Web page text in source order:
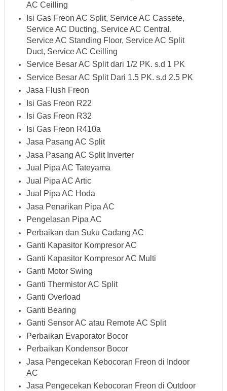
AC Ceilling
Isi Gas Freon AC Split, Service AC Cassete,
Service AC Ducting, Service AC Central,
Service AC Standing Floor, Service AC Split
Duct, Service AC Ceilling
Service Besar AC Split dari 1/2 PK. s.d 1 PK
Service Besar AC Split Dari 1.5 PK. s.d 2.5 PK
Jasa Flush Freon
Isi Gas Freon R22
Isi Gas Freon R32
Isi Gas Freon R410a
Jasa Pasang AC Split
Jasa Pasang AC Split Inverter
Jual Pipa AC Tateyama
Jual Pipa AC Artic
Jual Pipa AC Hoda
Jasa Penarikan Pipa AC
Pengelasan Pipa AC
Perbaikan dan Suku Cadang AC
Ganti Kapasitor Kompresor AC
Ganti Kapasitor Kompresor AC Multi
Ganti Motor Swing
Ganti Thermistor AC Split
Ganti Overload
Ganti Bearing
Ganti Sensor AC atau Remote AC Split
Perbaikan Evaporator Bocor
Perbaikan Kondensor Bocor
Jasa Pengecekan Kebocoran Freon di Indoor
AC
Jasa Pengecekan Kebocoran Freon di Outdoor